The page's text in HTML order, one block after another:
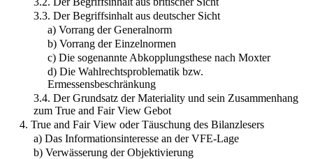
3.3. Der Begriffsinhalt aus deutscher Sicht
a) Vorrang der Generalnorm
b) Vorrang der Einzelnormen
c) Die sogenannte Abkopplungsthese nach Moxter
d) Die Wahlrechtsproblematik bzw.
Ermessensbeschränkung
3.4. Der Grundsatz der Materiality und sein Zusammenhang
zum True and Fair View Gebot
4. True and Fair View oder Täuschung des Bilanzlesers
a) Das Informationsinteresse an der VFE-Lage
b) Verwässerung der Objektivierung